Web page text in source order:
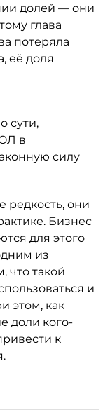
долей — они
глава
потеряла
её доля
сути,
в
силу
редкость, они
Бизнес
для этого
из
что такой
и
этом, как
доли кого-
к